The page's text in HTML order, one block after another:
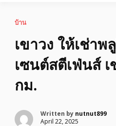
บ้าน
เขาวง ให้เช่า
เซนต์สตีเฟ่นส์
กม.
Written by nutnut899
April 22, 2025